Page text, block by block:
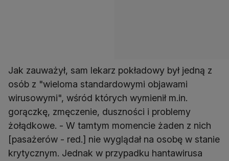
Jak zauważył, sam lekarz pokładowy był jedną z
osób z "wieloma standardowymi objawami
wirusowymi", wśród których wymienił m.in.
gorączkę, zmęczenie, duszności i problemy
żołądkowe. - W tamtym momencie żaden z nich
[pasażerów - red.] nie wyglądał na osobę w stanie
krytycznym. Jednak w przypadku hantawirusa